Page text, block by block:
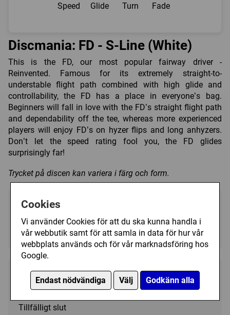
Cookies
Vi använder Cookies för att du ska kunna handla i
vår webbutik samt för att samla in data för hur vår
webbplats används och för vår marknadsföring hos
Google.
Endast nödvändiga Välj Godkänn alla
Speed Glide Turn Fade
Discmania: FD - S-Line (White)
This is the FD, our most popular fairway driver -
Reinvented. Famous for its extremely straight-to-
understable flight path combined with high glide and
controllability, the FD has a place in everyone’s bag.
Beginners will fall in love with the FD’s straight flight path
and dependability off the tee, whereas more experienced
players will enjoy FD’s on hyzer flips and long anhyzers.
Don’t let the speed rating fool you, the FD glides
surprisingly far!
Trycket på discen kan variera i färg och form.
Välj färg:
White - Ej i lager ▼
219 kr Bevaka
Tillfälligt slut